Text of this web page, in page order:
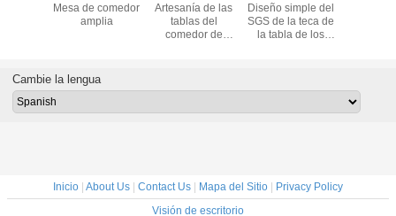
Mesa de comedor
amplia
Artesanía de las
tablas del
comedor de
Diseño simple del
SGS de la teca de
la tabla de los
60 kilogramos
Cambie la lengua
Inicio | About Us | Contact Us | Mapa del Sitio | Privacy Policy
Visión de escritorio